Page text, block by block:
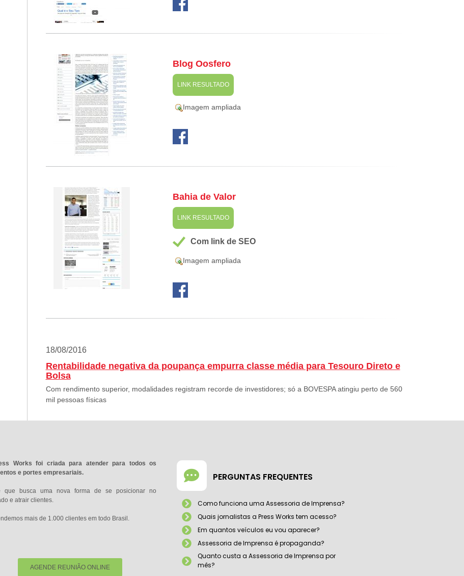
Blog Oosfero
LINK RESULTADO
Imagem ampliada
Bahia de Valor
LINK RESULTADO
Com link de SEO
Imagem ampliada
18/08/2016
Rentabilidade negativa da poupança empurra classe média para Tesouro Direto e
Bolsa
Com rendimento superior, modalidades registram recorde de investidores; só a BOVESPA atingiu perto de 560
mil pessoas físicas
Works foi criada para atender para todos os
e portes empresariais.
que busca uma nova forma de se posicionar no
e atrair clientes.
mais de 1.000 clientes em todo Brasil.
AGENDE REUNIÃO ONLINE
PERGUNTAS FREQUENTES
Como funciona uma Assessoria de Imprensa?
Quais jornalistas a Press Works tem acesso?
Em quantos veículos eu vou aparecer?
Assessoria de Imprensa é propaganda?
Quanto custa a Assessoria de Imprensa por
mês?